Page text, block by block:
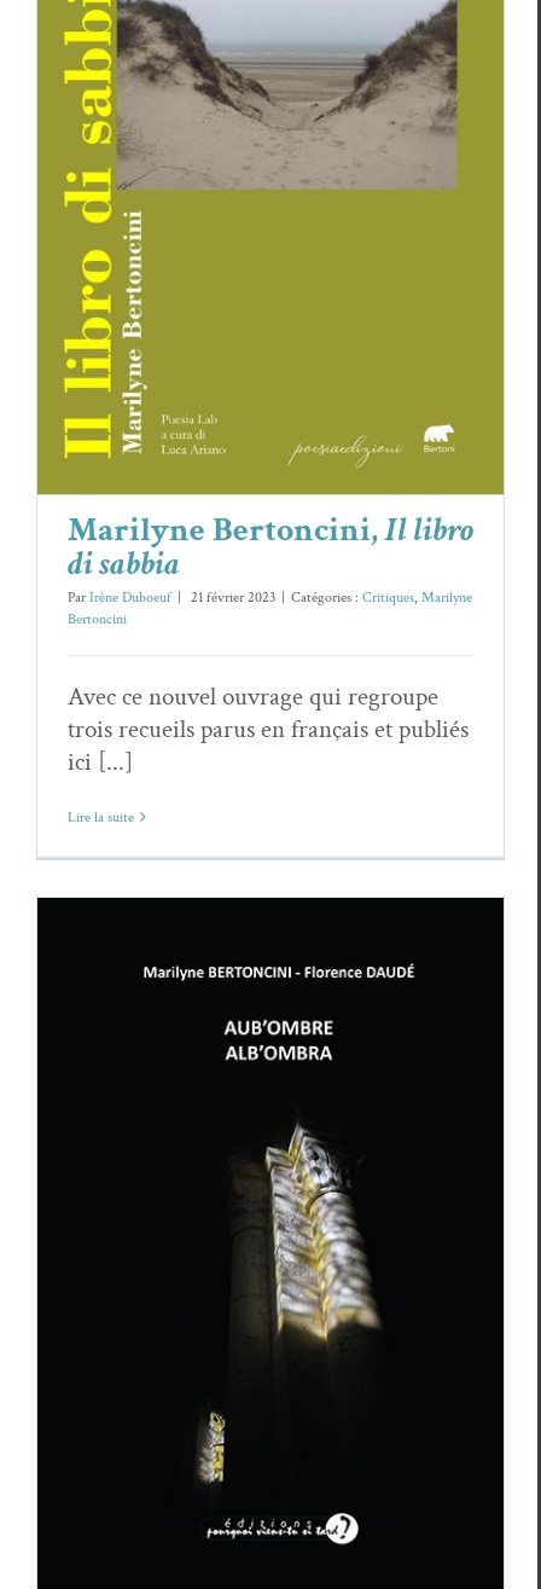
Marilyne Bertoncini, Il libro di sabbia
Marilyne Bertoncini,Il libro
di sabbia
ParIrène Duboeuf | 21 février 2023 | Catégories : Critiques, Marilyne
Bertoncini
Avec ce nouvel ouvrage qui regroupe
trois recueils parus en français et publiés
ici [...]
Lire la suite
Marilyne Bertoncini et Florence Daudé,
Aub’ombre, Alb’ombra
Marilyne Bertoncini